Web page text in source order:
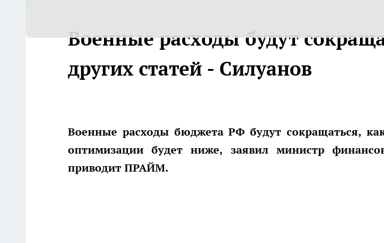
Военные расходы будут
других статей - Силуанов
Военные расходы бюджета РФ будут сокращаться,
оптимизации будет ниже, заявил министр
приводит ПРАЙМ.